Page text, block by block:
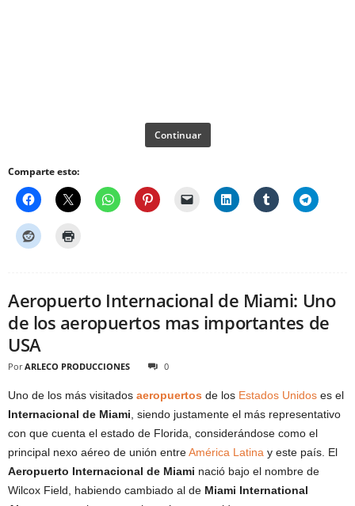
Continuar
Comparte esto:
Aeropuerto Internacional de Miami: Uno
de los aeropuertos mas importantes de
USA
Por ARLECO PRODUCCIONES 0
Uno de los más visitados aeropuertos de los Estados Unidos es el
Internacional de Miami , siendo justamente el más representativo
con que cuenta el estado de Florida, considerándose como el
principal nexo aéreo de unión entreAmérica Latina y este país. El
Aeropuerto Internacional de Miami nació bajo el nombre de
Wilcox Field, habiendo cambiado al de Miami International